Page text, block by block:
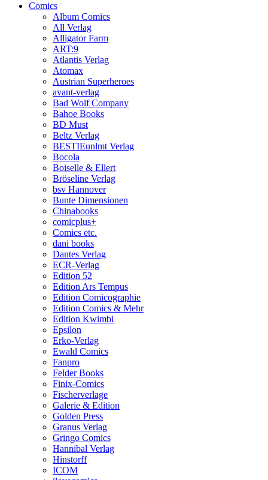
Comics
Album Comics
All Verlag
Alligator Farm
ART:9
Atlantis Verlag
Atomax
Austrian Superheroes
avant-verlag
Bad Wolf Company
Bahoe Books
BD Must
Beltz Verlag
BESTIEunlmt Verlag
Bocola
Boiselle & Ellert
Bröseline Verlag
bsv Hannover
Bunte Dimensionen
Chinabooks
comicplus+
Comics etc.
dani books
Dantes Verlag
ECR-Verlag
Edition 52
Edition Ars Tempus
Edition Comicographie
Edition Comics & Mehr
Edition Kwimbi
Epsilon
Erko-Verlag
Ewald Comics
Fanpro
Felder Books
Finix-Comics
Fischerverlage
Galerie & Edition
Golden Press
Granus Verlag
Gringo Comics
Hannibal Verlag
Hinstorff
ICOM